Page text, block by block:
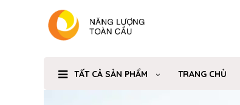
TẤT CẢ SẢN PHẨM TRANG CHỦ